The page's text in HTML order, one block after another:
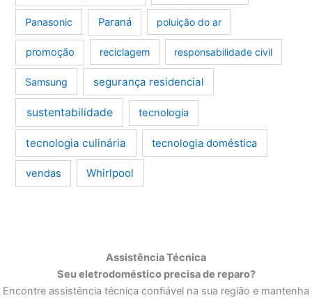
Panasonic Paraná poluição do ar
promoção reciclagem responsabilidade civil
Samsung segurança residencial
sustentabilidade tecnologia
tecnologia culinária tecnologia doméstica
vendas Whirlpool
Assistência Técnica
Seu eletrodoméstico precisa de reparo?
Encontre assistência técnica confiável na sua região e mantenha